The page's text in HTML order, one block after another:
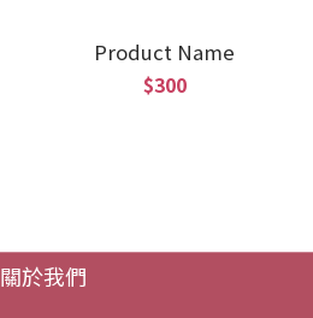
Product Name
$300
關於我們